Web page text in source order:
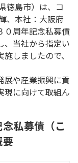
徳島市）は、コ
、本社：大阪府
０周年記念私募債
、当社から指定い
しましたので、
展や産業振興に貢
現に向けて取組ん
私募債（こ
要